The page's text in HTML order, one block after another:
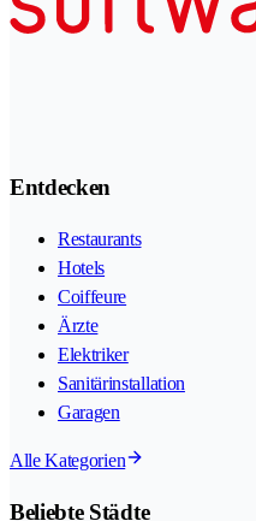
Entdecken
Restaurants
Hotels
Coiffeure
Ärzte
Elektriker
Sanitärinstallation
Garagen
Alle Kategorien
Beliebte Städte